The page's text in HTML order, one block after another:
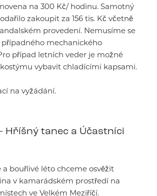
na 300 Kč/ hodinu. Samotný
zakoupit za 156 tis. Kč včetně
provedení. Nemusíme se
mechanického
případ letních veder je možné
vybavit chladícími kapsami.
na vyžádání.
Hříšný tanec a Účastníci
bouřlivé léto chceme osvěžit
v kamarádském prostředí na
ve Velkém Meziříčí.